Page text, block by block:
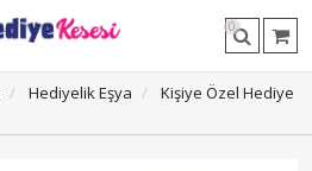
0
Hediyelik Eşya
Kişiye Özel Hediye